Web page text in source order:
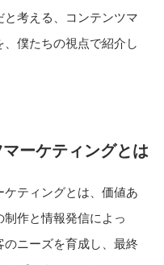
と考える、コンテンツマ
、僕たちの視点で紹介し
ーケティングとは
ケティングとは、価値あ
制作と情報発信によっ
のニーズを育成し、最終